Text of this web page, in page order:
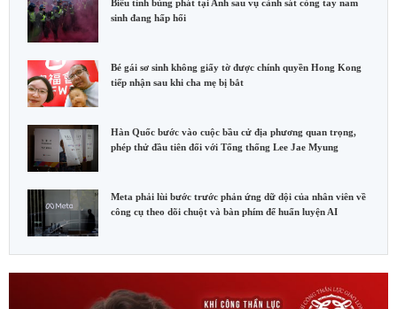
Biểu tình bùng phát tại Anh sau vụ cảnh sát còng tay nam
sinh đang hấp hối
Bé gái sơ sinh không giấy tờ được chính quyền Hong Kong
tiếp nhận sau khi cha mẹ bị bắt
Hàn Quốc bước vào cuộc bầu cử địa phương quan trọng,
phép thử đầu tiên đối với Tổng thống Lee Jae Myung
Meta phải lùi bước trước phản ứng dữ dội của nhân viên về
công cụ theo dõi chuột và bàn phím để huấn luyện AI